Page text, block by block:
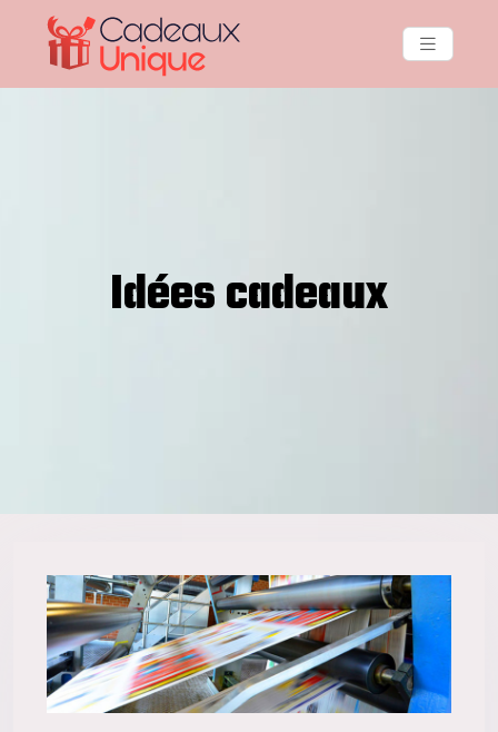
Idées cadeaux